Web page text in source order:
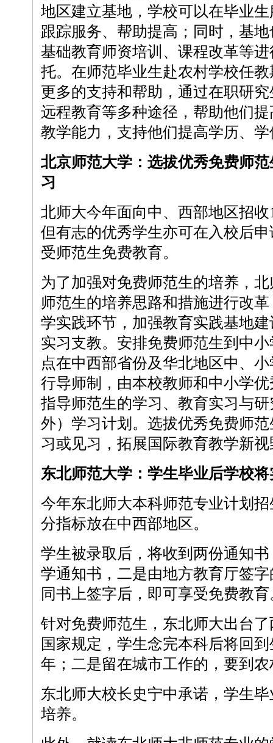
地区建立基地，学校可以在毕业
跟踪服务、帮助提高；同时，基
基础教育师资培训、课程改革等
托。在师范毕业生赴农村学校任
更多的支持和帮助，通过在职研
远程教育等多种途径，帮助他们
教学能力，支持他们提高学历、学
北京师范大学：选拔优秀免费师
习
北师大今年面向中、西部地区招
但有志的优秀学生亦可在入校后
受师范生免费教育。
为了加强对免费师范生的培养，
师范生的培养思路和措施进行改
学实践环节，加强教育实践基地
实习支教。安排免费师范生到中
点在中西部省份及华北地区中、
行导师制，由本校教师和中小学
指导师范生的学习、教育实习与
外）学习计划。选拔优秀免费师
习或见习，拓展国际教育教学新视
东北师范大学：学生毕业后学校
今年东北师大本科师范专业计划
分指标放在中西部地区。
学生被录取后，将收到两份通知
学通知书，二是由地方教育厅签
同书上签字后，即可享受免费教育
针对免费师范生，东北师大出台
国家规定，学生念完本科后将回
年；二是留在城市工作的，要到
东北师大校长史宁中承诺，学生
培养。